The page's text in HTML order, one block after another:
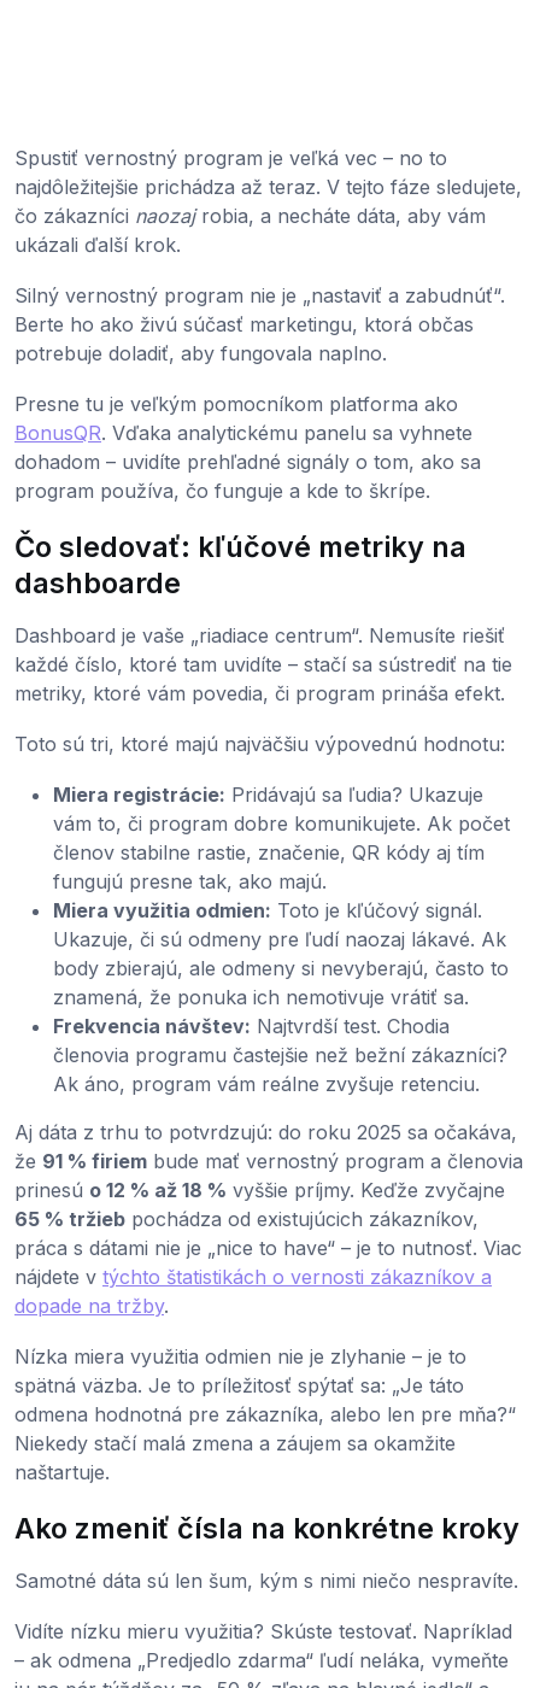
Spustiť vernostný program je veľká vec – no to
najdôležitejšie prichádza až teraz. V tejto fáze sledujete,
čo zákazníci naozajrobia, a necháte dáta, aby vám
ukázali ďalší krok.
Silný vernostný program nie je „nastaviť a zabudnúť“.
Berte ho ako živú súčasť marketingu, ktorá občas
potrebuje doladiť, aby fungovala naplno.
Presne tu je veľkým pomocníkom platforma ako
BonusQR. Vďaka analytickému panelu sa vyhnete
dohadom – uvidíte prehľadné signály o tom, ako sa
program používa, čo funguje a kde to škrípe.
Čo sledovať: kľúčové metriky na
dashboarde
Dashboard je vaše „riadiace centrum“. Nemusíte riešiť
každé číslo, ktoré tam uvidíte – stačí sa sústrediť na tie
metriky, ktoré vám povedia, či program prináša efekt.
Toto sú tri, ktoré majú najväčšiu výpovednú hodnotu:
Miera registrácie: Pridávajú sa ľudia? Ukazuje
vám to, či program dobre komunikujete. Ak počet
členov stabilne rastie, značenie, QR kódy aj tím
fungujú presne tak, ako majú.
Miera využitia odmien: Toto je kľúčový signál.
Ukazuje, či sú odmeny pre ľudí naozaj lákavé. Ak
body zbierajú, ale odmeny si nevyberajú, často to
znamená, že ponuka ich nemotivuje vrátiť sa.
Frekvencia návštev: Najtvrdší test. Chodia
členovia programu častejšie než bežní zákazníci?
Ak áno, program vám reálne zvyšuje retenciu.
Aj dáta z trhu to potvrdzujú: do roku 2025 sa očakáva,
že 91 % firiem bude mať vernostný program a členovia
prinesú o 12 % až 18 % vyššie príjmy. Keďže zvyčajne
65 % tržieb pochádza od existujúcich zákazníkov,
práca s dátami nie je „nice to have“ – je to nutnosť. Viac
nájdete v týchto štatistikách o vernosti zákazníkov a
dopade na tržby.
Nízka miera využitia odmien nie je zlyhanie – je to
spätná väzba. Je to príležitosť spýtať sa: „Je táto
odmena hodnotná pre zákazníka, alebo len pre mňa?“
Niekedy stačí malá zmena a záujem sa okamžite
naštartuje.
Ako zmeniť čísla na konkrétne kroky
Samotné dáta sú len šum, kým s nimi niečo nespravíte.
Vidíte nízku mieru využitia? Skúste testovať. Napríklad
– ak odmena „Predjedlo zdarma“ ľudí neláka, vymeňte